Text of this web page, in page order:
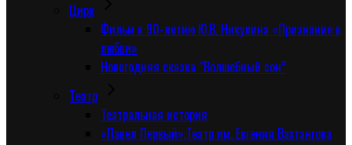
Цирк
Фильм к 90-летию Ю.В. Никулина «Признание в
любви»
Новогодняя сказка “Волшебный сон”
Tеатр
Театральная история
«Павел Первый».Театр им. Евгения Вахтангова